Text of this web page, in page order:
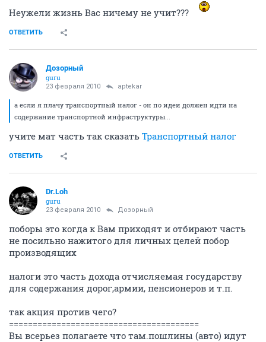
Неужели жизнь Вас ничему не учит???
ОТВЕТИТЬ
Дозорный
guru
23 февраля 2010 aptekar
а если я плачу транспортный налог - он по идеи должен идти на
содержание транспортной инфраструктуры...
учите мат часть так сказать Транспортный налог
ОТВЕТИТЬ
Dr.Loh
guru
23 февраля 2010 Дозорный
поборы это когда к Вам приходят и отбирают часть
не посильно нажитого для личных целей побор
производящих
налоги это часть дохода отчисляемая государству
для содержания дорог,армии, пенсионеров и т.п.
так акция против чего?
========================================
Вы всерьез полагаете что там.пошлины (авто) идут